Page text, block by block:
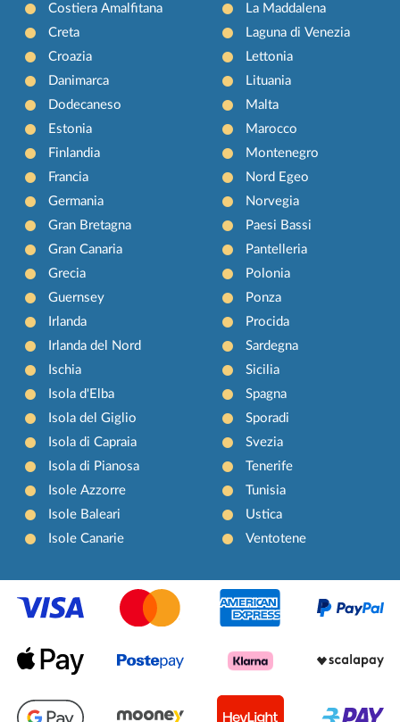
Costiera Amalfitana
Creta
Croazia
Danimarca
Dodecaneso
Estonia
Finlandia
Francia
Germania
Gran Bretagna
Gran Canaria
Grecia
Guernsey
Irlanda
Irlanda del Nord
Ischia
Isola d'Elba
Isola del Giglio
Isola di Capraia
Isola di Pianosa
Isole Azzorre
Isole Baleari
Isole Canarie
La Maddalena
Laguna di Venezia
Lettonia
Lituania
Malta
Marocco
Montenegro
Nord Egeo
Norvegia
Paesi Bassi
Pantelleria
Polonia
Ponza
Procida
Sardegna
Sicilia
Spagna
Sporadi
Svezia
Tenerife
Tunisia
Ustica
Ventotene